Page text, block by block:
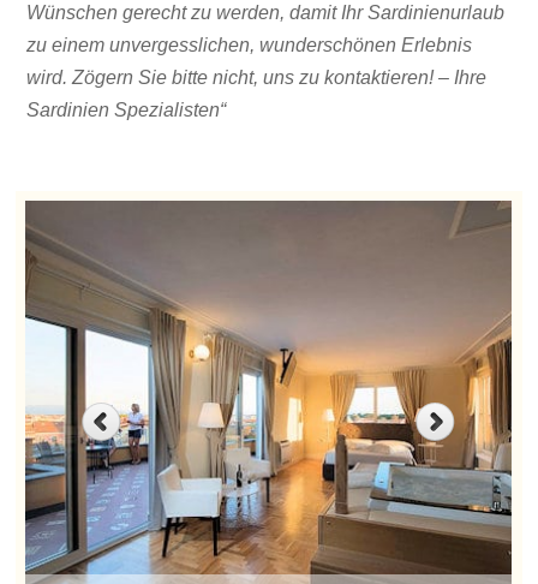
Wünschen gerecht zu werden, damit Ihr Sardinienurlaub
zu einem unvergesslichen, wunderschönen Erlebnis
wird. Zögern Sie bitte nicht, uns zu kontaktieren! – Ihre
Sardinien Spezialisten“